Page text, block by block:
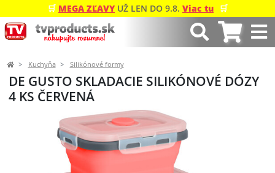
🛒 MEGA ZĽAVY UŽ LEN DO 9.8. Viac tu 🛒
Kuchyňa Silikónové formy
DE GUSTO SKLADACIE SILIKÓNOVÉ DÓZY
4 KS ČERVENÁ